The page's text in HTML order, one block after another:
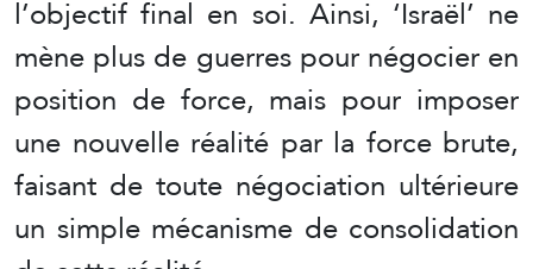
l’objectif final en soi. Ainsi, ‘Israël’ ne
mène plus de guerres pour négocier en
position de force, mais pour imposer
une nouvelle réalité par la force brute,
faisant de toute négociation ultérieure
un simple mécanisme de consolidation